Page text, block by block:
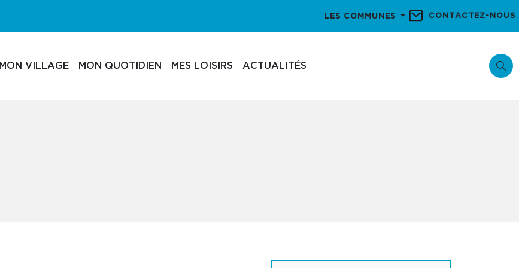
LES COMMUNES CONTACTEZ-NOUS
MON VILLAGE MON QUOTIDIEN MES LOISIRS ACTUALITÉS